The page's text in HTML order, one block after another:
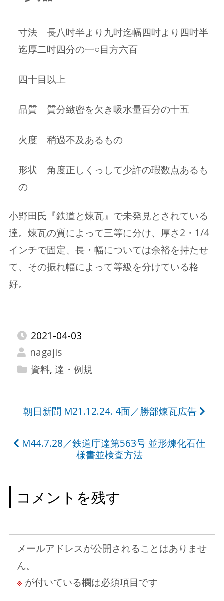
寸法 長八吋半より九吋迄幅四吋より四吋半
迄厚二吋四分の一○目方六百
四十目以上
品質 質分緻密を欠き吸水量百分の十五
火度 稍過不及あるもの
形状 角度正しくっして少許の瑕数点あるも
の
小野田氏『鉄道と煉瓦』で未発見とされている
達。煉瓦の質によって三等に分け、厚さ2・1/4
インチで固定、長・幅については余裕を持たせ
て、その振れ幅によって等級を分けている格
好。
2021-04-03
nagajis
資料, 達・例規
投
ナ
ゲ
ー
ョ
ン
朝日新聞 M21.12.24. 4面／勝部煉瓦広告
M44.7.28／鉄道庁達第563号 並形煉化石仕
様書並検査方法
コメントを残す
メールアドレスが公開されることはありませ
ん。
※が付いている欄は必須項目です